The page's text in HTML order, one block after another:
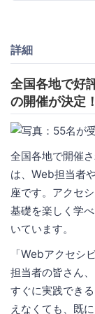
詳細
全国各地で好
の開催が決定！
全国各地で開催
は、Web担当者
座です。アクセ
基礎を楽しく学
いています。
「Webアクセシ
担当者の皆さん
すぐに実践でき
えなくても、既